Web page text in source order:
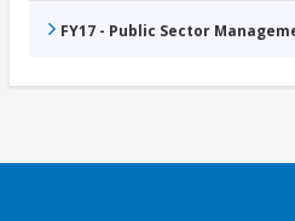
FY17 - Public Sector